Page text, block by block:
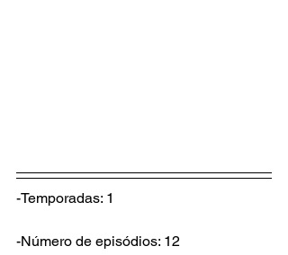
-Temporadas: 1
-Número de episódios: 12